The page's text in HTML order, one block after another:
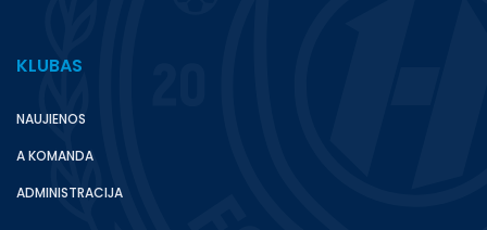
KLUBAS
NAUJIENOS
A KOMANDA
ADMINISTRACIJA